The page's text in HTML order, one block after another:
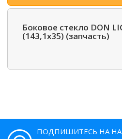
Боковое стекло DON
(143,1х35) (запчасть)
ПОДПИШИТЕСЬ НА